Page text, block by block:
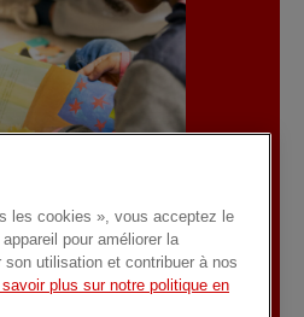
les cookies », vous acceptez le
pour améliorer la
utilisation et contribuer à nos
savoir plus sur notre politique en